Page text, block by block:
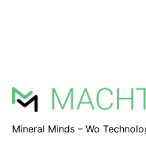
Mineral Minds – Wo